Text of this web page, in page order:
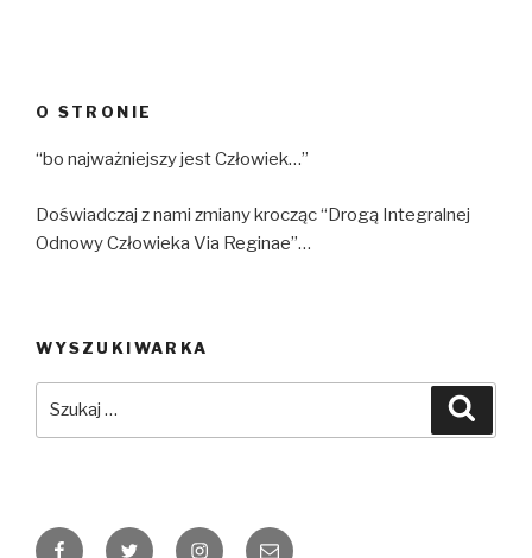
O STRONIE
“bo najważniejszy jest Człowiek…”
Doświadczaj z nami zmiany krocząc “Drogą Integralnej
Odnowy Człowieka Via Reginae”…
WYSZUKIWARKA
FacebookTwitter InstagramEmail